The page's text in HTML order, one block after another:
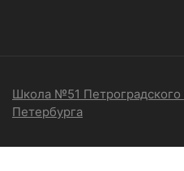
Школа №51 Петроградского
Петербурга